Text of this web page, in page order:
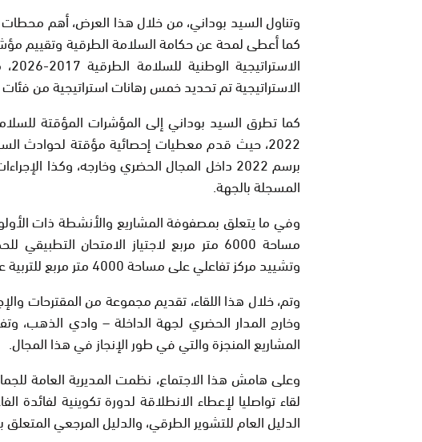
وتناول السيد بوداني، من خلال هذا العرض، أهم محطات
الاستراتيجية تم تحديد خمس رهانات استراتيجية من
كما تطرق السيد بوداني إلى المؤشرات المؤقتة
2022، حيث قدم معطيات إحصائية مؤقتة لحوادث
برسم 2022 داخل المجال الحضري وخارجه، وكذا
المسجلة بالجهة.
وفي ما يتعلق بمصفوفة المشاريع والأنشطة ذات
مساحة 6000 متر مربع لاجتياز الامتحان
وتشييد مركز تفاعلي على مساحة 4000 متر مربع للتربية على السلامة الطرقية.
وتم، خلال هذا اللقاء، تقديم مجموعة من المقترحات
وخارج المدار الحضري لجهة الداخلة – وادي الذهب،
المشاريع المنجزة والتي في طور الإنجاز في هذا المجال.
وعلى هامش هذا الاجتماع، نظمت المديرية العامة
لقاء تواصليا لإعطاء الانطلاقة لدورة تكوينية
الدليل العام للتشوير الطرقي، والدليل المرجعي